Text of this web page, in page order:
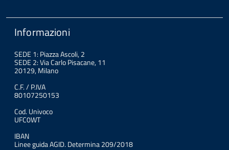
Informazioni
SEDE 1: Piazza Ascoli, 2
SEDE 2: Via Carlo Pisacane, 11
20129, Milano
C.F. / P.IVA
80107250153
Cod. Univoco
UFC0WT
IBAN
Linee guida AGID. Determina 209/2018